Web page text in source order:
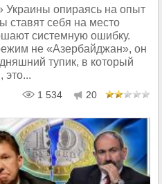
Украины опираясь на опыт
ставят себя на место
системную ошибку.
не «Азербайджан», он
тупик, в который
это...
1 534 20